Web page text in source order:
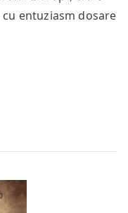
entuziasm dosare